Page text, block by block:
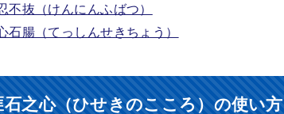
不抜（けんにんふばつ）
石腸（てっしんせきちょう）
石之心（ひせきのこころ）の使い方